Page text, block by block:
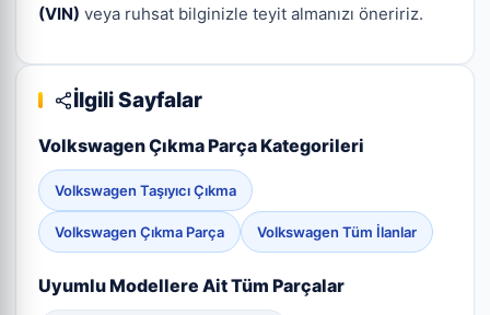
(VIN) veya ruhsat bilginizle teyit almanızı öneririz.
İlgili Sayfalar
Volkswagen Çıkma Parça Kategorileri
Volkswagen Taşıyıcı Çıkma
Volkswagen Çıkma Parça Volkswagen Tüm İlanlar
Uyumlu Modellere Ait Tüm Parçalar